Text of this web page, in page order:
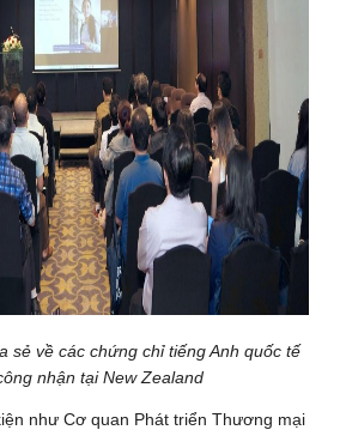
sẻ về các chứng chỉ tiếng Anh quốc tế
nhận tại New Zealand
như Cơ quan Phát triển Thương mại